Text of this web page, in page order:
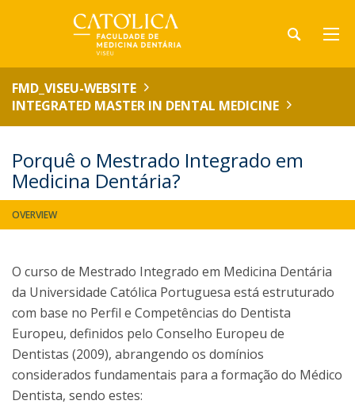
FMD_VISEU-WEBSITE
INTEGRATED MASTER IN DENTAL MEDICINE
Porquê o Mestrado Integrado em
Medicina Dentária?
OVERVIEW
O curso de Mestrado Integrado em Medicina Dentária
da Universidade Católica Portuguesa está estruturado
com base no Perfil e Competências do Dentista
Europeu, definidos pelo Conselho Europeu de
Dentistas (2009), abrangendo os domínios
considerados fundamentais para a formação do Médico
Dentista, sendo estes: